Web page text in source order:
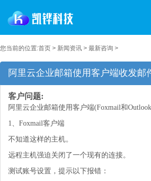
您当前的位置:首页 > 新闻资讯 > 最新咨询 >
阿里云企业邮箱使用客户端收发邮
客户问题:
阿里云企业邮箱使用客户端(Foxmail和
1、Foxmail客户端
不知道这样的主机。
远程主机强迫关闭了一个现有的连接。
测试账号设置，提示以下报错：